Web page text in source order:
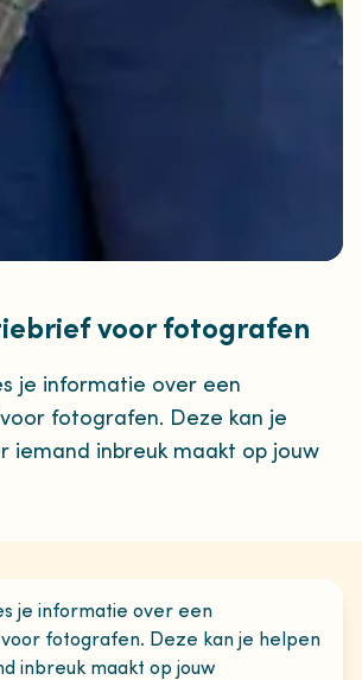
voor fotografen
je informatie over een
fotografen. Deze kan je
iemand inbreuk maakt op jouw
je informatie over een
fotografen. Deze kan je helpen
inbreuk maakt op jouw